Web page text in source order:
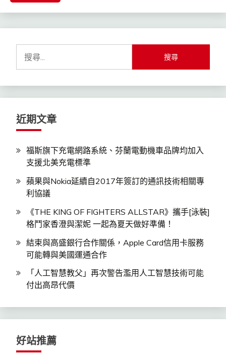
鍵
字:
近期文章
福斯旗下充電網路系統、芬蘭電動機車品牌均加入
支援北美充電標準
蘋果與Nokia延續自2017年簽訂的通訊技術相關專
利協議
《THE KING OF FIGHTERS ALLSTAR》攜手[泳裝]
格鬥家香澄與潔妮 一起為夏天做好準備！
結束與高盛銀行合作關係，Apple Card信用卡服務
可能轉與美國運通合作
「人工智慧教父」再次警告濫用人工智慧技術可能
付出高昂代價
好站推薦